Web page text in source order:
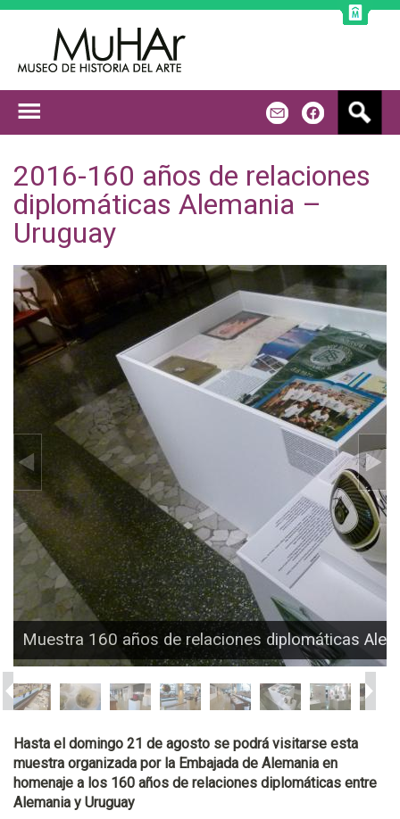
2016-160 años de relaciones
diplomáticas Alemania –
Uruguay
Muestra 160 años de relaciones diplomáticas
Hasta el domingo 21 de agosto se podrá visitarse esta
muestra organizada por la Embajada de Alemania en
homenaje a los 160 años de relaciones diplomáticas entre
Alemania y Uruguay
s
a